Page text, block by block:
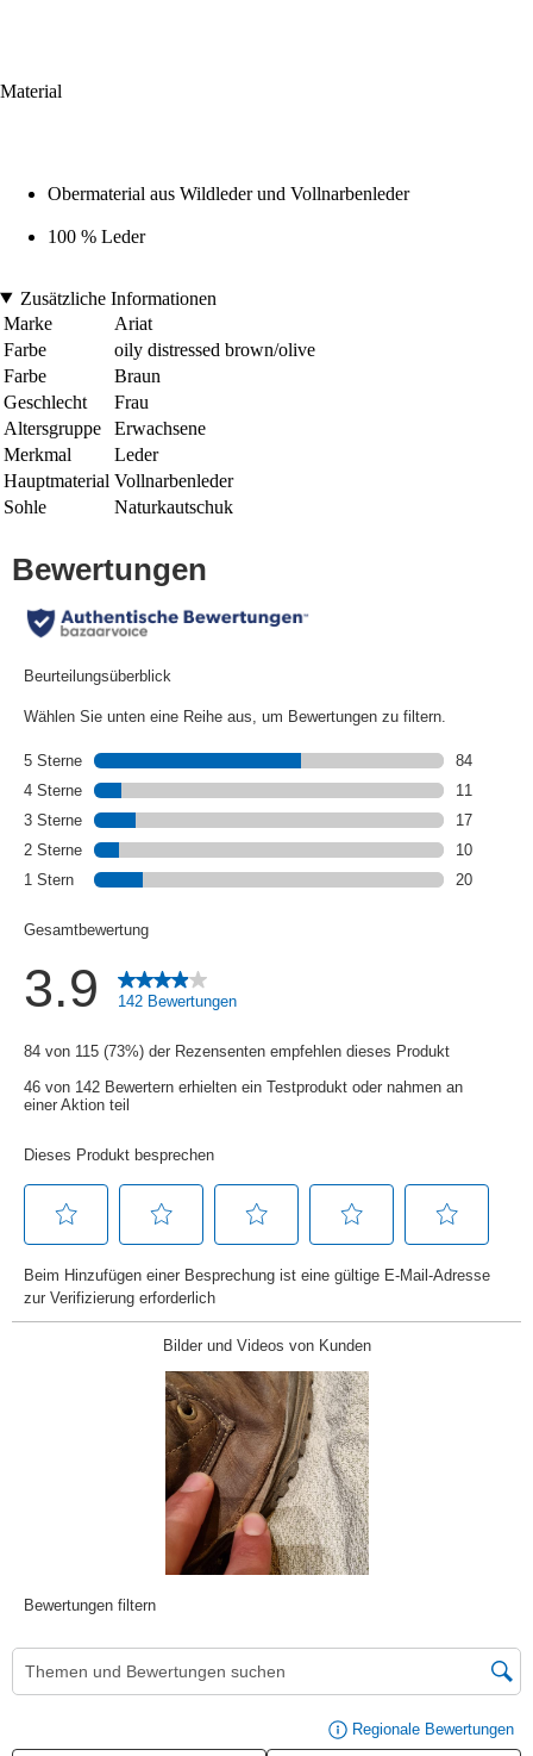
Material
Obermaterial aus Wildleder und Vollnarbenleder
100 % Leder
Zusätzliche Informationen
Marke
Ariat
Farbe
oily distressed brown/olive
Farbe
Braun
Geschlecht
Frau
Altersgruppe
Erwachsene
Merkmal
Leder
Hauptmaterial Vollnarbenleder
Sohle
Naturkautschuk